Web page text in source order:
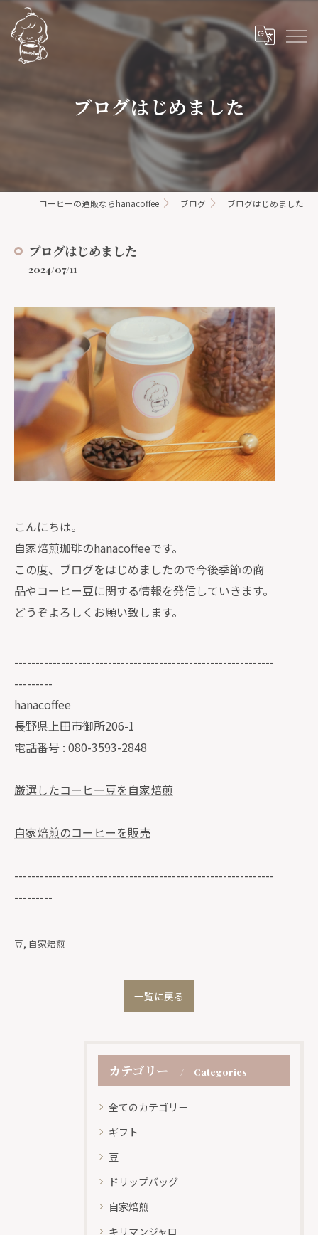
ブログはじめました
コーヒーの通販ならhanacoffee ブログ ブログはじめました
ブログはじめました
2024/07/11
こんにちは。
自家焙煎珈琲のhanacoffeeです。
この度、ブログをはじめましたので今後季節の商
品やコーヒー豆に関する情報を発信していきます。
どうぞよろしくお願い致します。
-------------------------------------------------------------
---------
hanacoffee
長野県上田市御所206-1
電話番号 : 080-3593-2848
厳選したコーヒー豆を自家焙煎
自家焙煎のコーヒーを販売
-------------------------------------------------------------
---------
豆 自家焙煎
一覧に戻る
カテゴリー Categories
全てのカテゴリー
ギフト
豆
ドリップバッグ
自家焙煎
キリマンジャロ